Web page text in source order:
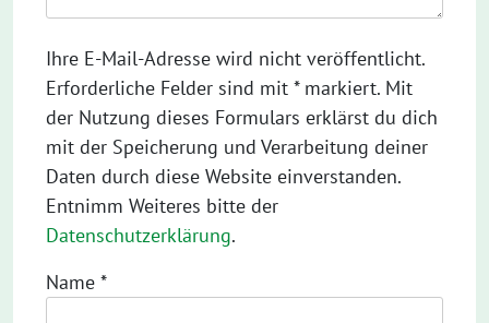
Ihre E-Mail-Adresse wird nicht veröffentlicht.
Erforderliche Felder sind mit * markiert. Mit
der Nutzung dieses Formulars erklärst du dich
mit der Speicherung und Verarbeitung deiner
Daten durch diese Website einverstanden.
Entnimm Weiteres bitte der
Datenschutzerklärung.
Name *